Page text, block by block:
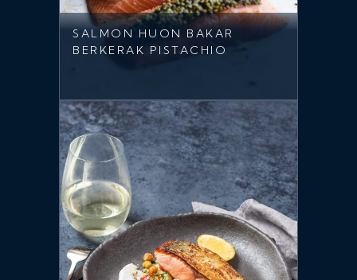
SALMON HUON BAKAR
BERKERAK PISTACHIO